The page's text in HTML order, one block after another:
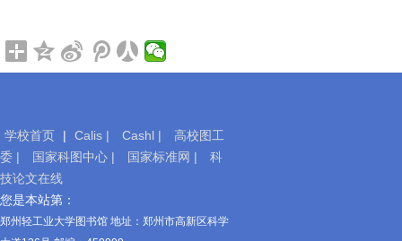
学校首页 | Calis | Cashl |
高校图工
委 |
国家科图中心 | 国家标准网 |
科
技论文在线
您是本站第：
郑州轻工业大学图书馆 地址：郑州市高新区科学